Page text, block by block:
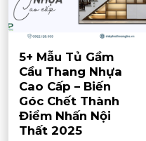
5+ Mẫu Tủ Gầm
Cầu Thang Nhựa
Cao Cấp – Biến
Góc Chết Thành
Điểm Nhấn Nội
Thất 2025